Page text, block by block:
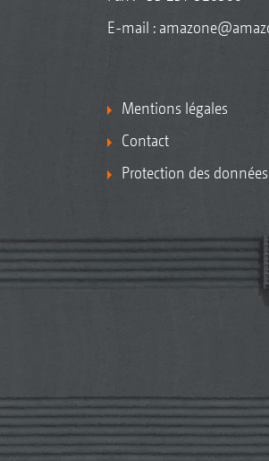
E-mail :
Mentions légales
Contact
Protection des données